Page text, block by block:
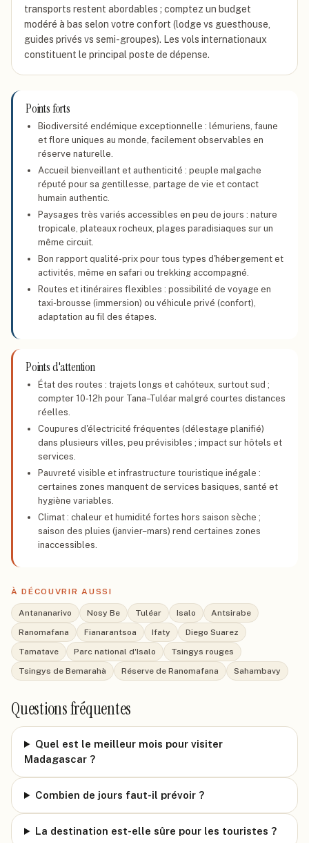
transports restent abordables ; comptez un budget
modéré à bas selon votre confort (lodge vs guesthouse,
guides privés vs semi-groupes). Les vols internationaux
constituent le principal poste de dépense.
Points forts
Biodiversité endémique exceptionnelle : lémuriens, faune
et flore uniques au monde, facilement observables en
réserve naturelle.
Accueil bienveillant et authenticité : peuple malgache
réputé pour sa gentillesse, partage de vie et contact
humain authentic.
Paysages très variés accessibles en peu de jours : nature
tropicale, plateaux rocheux, plages paradisiaques sur un
même circuit.
Bon rapport qualité-prix pour tous types d'hébergement et
activités, même en safari ou trekking accompagné.
Routes et itinéraires flexibles : possibilité de voyage en
taxi-brousse (immersion) ou véhicule privé (confort),
adaptation au fil des étapes.
Points d'attention
État des routes : trajets longs et cahóteux, surtout sud ;
compter 10-12h pour Tana–Tuléar malgré courtes distances
réelles.
Coupures d'électricité fréquentes (délestage planifié)
dans plusieurs villes, peu prévisibles ; impact sur hôtels et
services.
Pauvreté visible et infrastructure touristique inégale :
certaines zones manquent de services basiques, santé et
hygiène variables.
Climat : chaleur et humidité fortes hors saison sèche ;
saison des pluies (janvier–mars) rend certaines zones
inaccessibles.
À DÉCOUVRIR AUSSI
Antananarivo Nosy Be Tuléar Isalo
Antsirabe
Ranomafana
Fianarantsoa Ifaty
Diego Suarez
Tamatave
Parc national d'Isalo
Tsingys rouges
Tsingys de Bemarahà
Réserve de Ranomafana Sahambavy
Questions fréquentes
Quel est le meilleur mois pour visiter
Madagascar ?
Combien de jours faut-il prévoir ?
La destination est-elle sûre pour les touristes ?